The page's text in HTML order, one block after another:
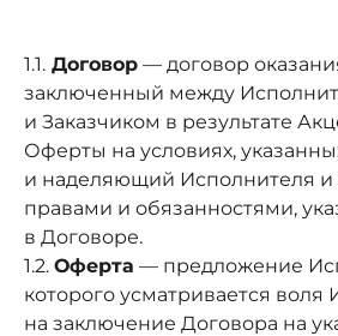
1.1. Договор — договор
заключенный между
и Заказчиком в результате
Оферты на условиях,
и наделяющий Исполнителя и
правами и обязанностями,
в Договоре.
1.2. Оферта — предложение
которого усматривается воля
на заключение Договора на